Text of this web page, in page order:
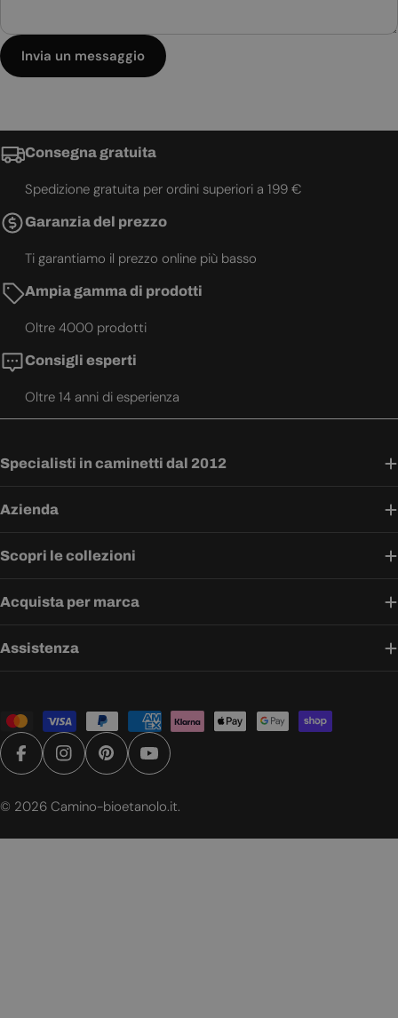
Invia un messaggio
Consegna gratuita
Spedizione gratuita per ordini superiori a 199 €
Garanzia del prezzo
Ti garantiamo il prezzo online più basso
Ampia gamma di prodotti
Oltre 4000 prodotti
Consigli esperti
Oltre 14 anni di esperienza
Specialisti in caminetti dal 2012
Azienda
Scopri le collezioni
Acquista per marca
Assistenza
Metodi
di
pagamento
FacebookInstagramPinterestYouTube
© 2026 Camino-bioetanolo.it.